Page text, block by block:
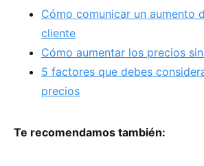
Cómo comunicar un aumento
cliente
Cómo aumentar los precios
5 factores que debes
precios
Te recomendamos también: